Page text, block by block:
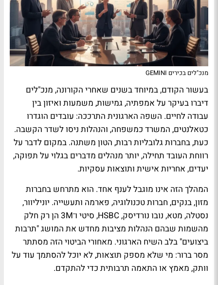
מנכ"לים בכירים GEMINI
בעשור הקודם, במיוחד בשנים שאחרי הקורונה, מנכ"לים
דיברו בעיקר על אמפתיה, גמישות, משמעות ואיזון בין
עבודה לחיים. השפה הארגונית התרככה: עובדים הוגדרו
כטאלנטים, המשרד כמשפחה, והנהלות ניסו לשדר הקשבה.
כעת, בחברות גלובליות רבות, הטון משתנה. במקום לדבר על
רווחת העובד תחילה, יותר מנהלים מדברים בגלוי על תפוקה,
יעדים, אחריות אישית ותוצאות עסקיות.
המהלך הזה אינו מוגבל לענף אחד. הוא מתרחש בחברות
מזון, בנקים, חברות טכנולוגיה, פארמה ותעשייה. יוניליוור,
נסטלה, מטא, נובו נורדיסק, HSBC, סיטי ו־3M הן רק חלק
מהשמות שבהם הנהלות מציבות מחדש את המושג "תרבות
ביצועים" בלב השיח הארגוני. מאחורי הביטוי הזה מסתתר
מסר ברור: מי שלא מספק תוצאות, לא יוכל להסתמך עוד על
וותק, מאמץ או התאמה תרבותית כדי להתקדם.